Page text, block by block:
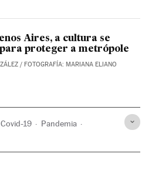
Aires, a cultura se
proteger a metrópole
/ FOTOGRAFÍA: MARIANA ELIANO
19 Pandemia